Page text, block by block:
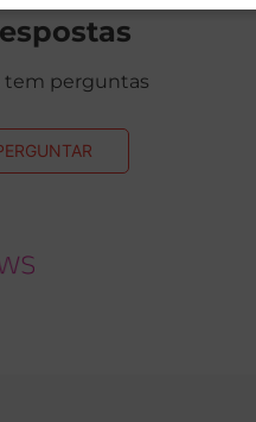
tem perguntas